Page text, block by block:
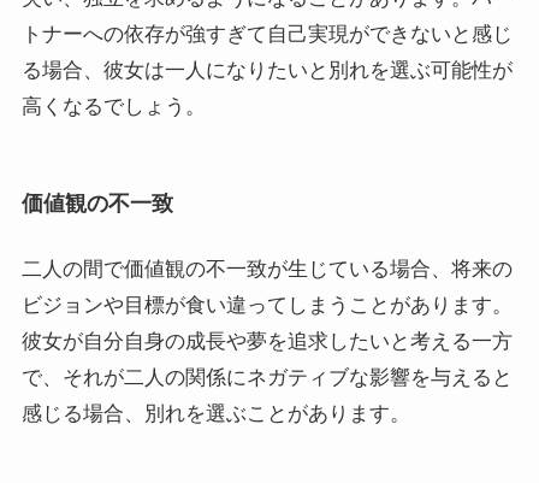
トナーへの依存が強すぎて自己実現ができないと感じ
る場合、彼女は一人になりたいと別れを選ぶ可能性が
高くなるでしょう。
価値観の不一致
二人の間で価値観の不一致が生じている場合、将来の
ビジョンや目標が食い違ってしまうことがあります。
彼女が自分自身の成長や夢を追求したいと考える一方
で、それが二人の関係にネガティブな影響を与えると
感じる場合、別れを選ぶことがあります。